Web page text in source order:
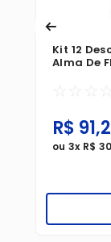
Kit 12
Alma De
☆ ☆ ☆ ☆
R$ 91,
ou 3x R$